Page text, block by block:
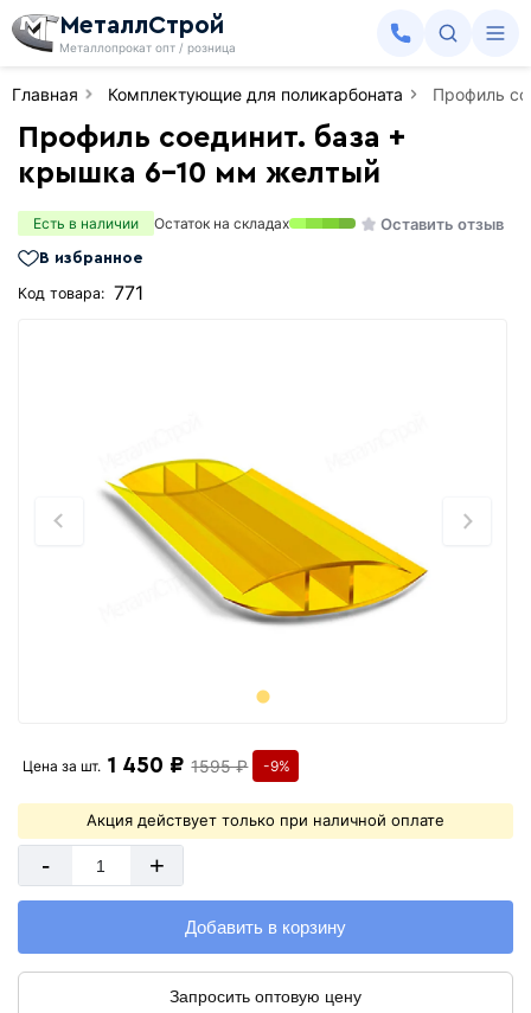
МеталлСтрой
Металлопрокат опт / розница
Главная Комплектующие для поликарбоната Профиль
Профиль соединит. база +
крышка 6-10 мм желтый
Есть в наличии Остаток на складах Оставить отзыв
В избранное
Код товара: 771
Цена за шт. 1 450 ₽ 1595 ₽ -9%
Акция действует только при наличной оплате
- +
Добавить в корзину
Запросить оптовую цену